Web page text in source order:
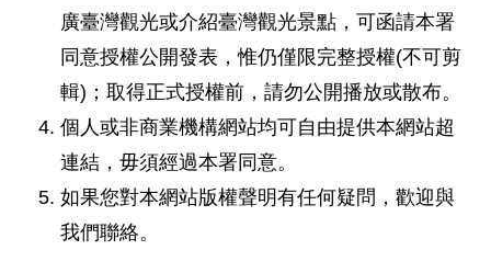
廣臺灣觀光或介紹臺灣觀光景點，可函請本署
同意授權公開發表，惟仍僅限完整授權(不可剪
輯)；取得正式授權前，請勿公開播放或散布。
個人或非商業機構網站均可自由提供本網站超
連結，毋須經過本署同意。
如果您對本網站版權聲明有任何疑問，歡迎與
我們聯絡。